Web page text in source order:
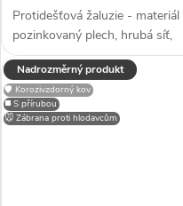
Protidešťová žaluzie - materiál
pozinkovaný plech, hrubá síť,
efektivní plocha sef 0,3927 m²,
snadno přizpůsobitelné díky
možnosti lakování RAL, zakryje
stavební otvory, užívané...
Nadrozměrný produkt
◼️ S přírubou
🛡️ Korozivzdorný kov
🐭 Zábrana proti hlodavcům